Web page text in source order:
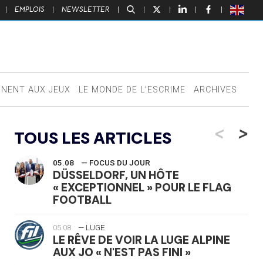
| EMPLOIS | NEWSLETTER | | | | |
AUX JEUX LE MONDE DE L’ESCRIME ARCHIVES
TOUS LES ARTICLES <
05.08 — FOCUS DU JOUR
DÜSSELDORF, UN HÔTE
« EXCEPTIONNEL » POUR LE FLAG
FOOTBALL
05.08 — LUGE
LE RÊVE DE VOIR LA LUGE ALPINE
AUX JO « N'EST PAS FINI »
>